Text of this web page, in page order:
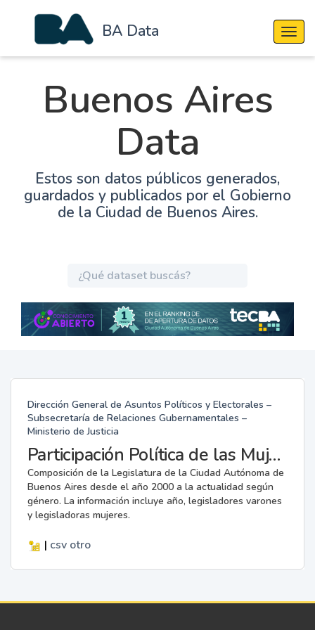
BA Data
Buenos Aires
Data
Estos son datos públicos generados,
guardados y publicados por el Gobierno
de la Ciudad de Buenos Aires.
Dirección General de Asuntos Políticos y Electorales –
Subsecretaría de Relaciones Gubernamentales –
Ministerio de Justicia
Participación Política de las Mujeres en la Legislatura
Composición de la Legislatura de la Ciudad Autónoma de
Buenos Aires desde el año 2000 a la actualidad según
género. La información incluye año, legisladores varones
y legisladoras mujeres.
| csv otro